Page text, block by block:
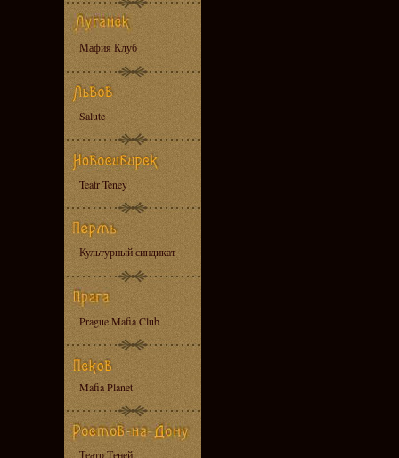
Мафия Клуб
Salute
Teatr Teney
Культурный синдикат
Prague Mafia Club
Mafia Planet
Театр Теней